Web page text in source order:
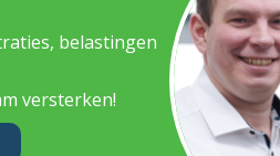
belastingen
versterken!